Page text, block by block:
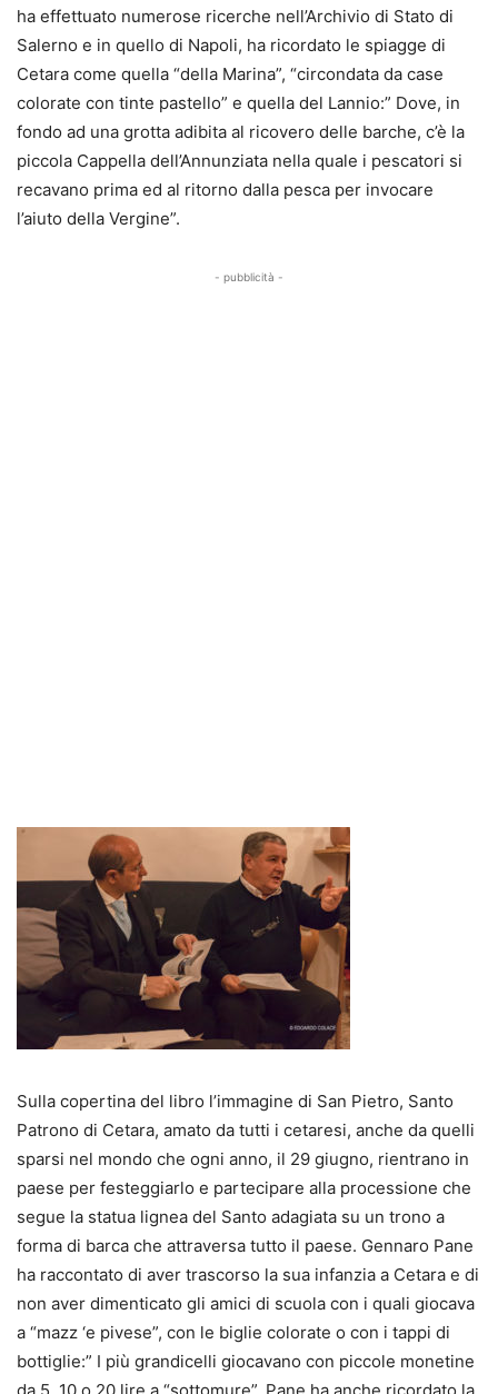
ha effettuato numerose ricerche nell’Archivio di Stato di
Salerno e in quello di Napoli, ha ricordato le spiagge di
Cetara come quella “della Marina”, “circondata da case
colorate con tinte pastello” e quella del Lannio:” Dove, in
fondo ad una grotta adibita al ricovero delle barche, c’è la
piccola Cappella dell’Annunziata nella quale i pescatori si
recavano prima ed al ritorno dalla pesca per invocare
l’aiuto della Vergine”.
- pubblicità -
Sulla copertina del libro l’immagine di San Pietro, Santo
Patrono di Cetara, amato da tutti i cetaresi, anche da quelli
sparsi nel mondo che ogni anno, il 29 giugno, rientrano in
paese per festeggiarlo e partecipare alla processione che
segue la statua lignea del Santo adagiata su un trono a
forma di barca che attraversa tutto il paese. Gennaro Pane
ha raccontato di aver trascorso la sua infanzia a Cetara e di
non aver dimenticato gli amici di scuola con i quali giocava
a “mazz ‘e pivese”, con le biglie colorate o con i tappi di
bottiglie:” I più grandicelli giocavano con piccole monetine